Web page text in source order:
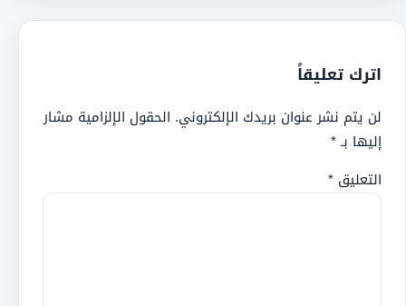
اترك تعليقاً
لن يتم نشر عنوان بريدك الإلكتروني. الحقول الإلزامية مشار
إليها بـ*
التعليق *